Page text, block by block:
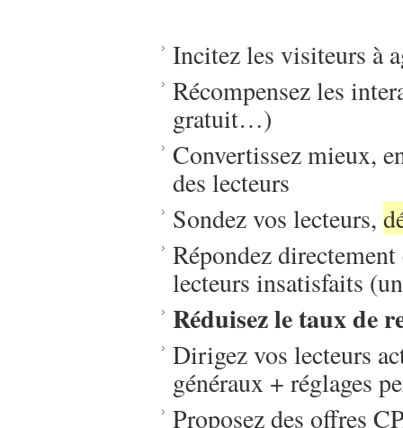
Incitez les visiteurs à
Récompensez les
gratuit…)
Convertissez mieux,
des lecteurs
Sondez vos lecteurs,
Répondez
lecteurs insatisfaits
Réduisez le taux de
Dirigez vos lecteurs
généraux + réglages
Proposez des offres